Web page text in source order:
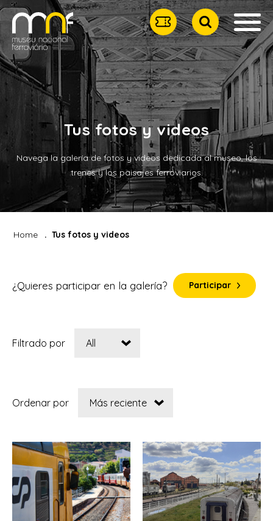
Tus fotos y videos
Navega la galería de fotos y videos dedicada al museo, los
trenes y los paisajes ferroviarios.
Home Tus fotos y videos
¿Quieres participar en la galería? Participar
Filtrado por
Ordenar por